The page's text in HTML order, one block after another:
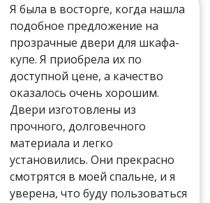
Я была в восторге, когда нашла
подобное предложение на
прозрачные двери для шкафа-
купе. Я приобрела их по
доступной цене, а качество
оказалось очень хорошим.
Двери изготовлены из
прочного, долговечного
материала и легко
установились. Они прекрасно
смотрятся в моей спальне, и я
уверена, что буду пользоваться